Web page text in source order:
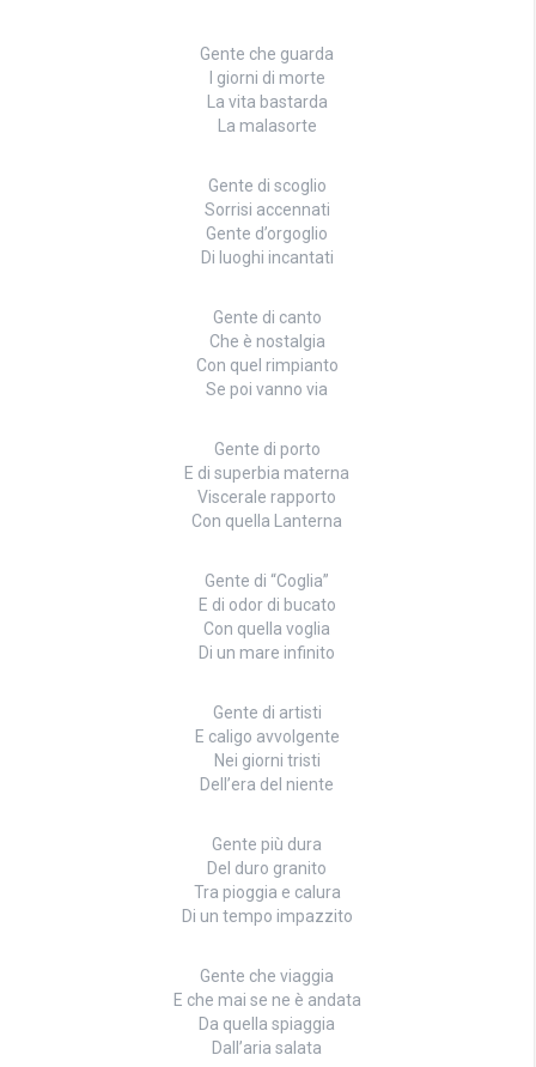
Gente che guarda
I giorni di morte
La vita bastarda
La malasorte
Gente di scoglio
Sorrisi accennati
Gente d’orgoglio
Di luoghi incantati
Gente di canto
Che è nostalgia
Con quel rimpianto
Se poi vanno via
Gente di porto
E di superbia materna
Viscerale rapporto
Con quella Lanterna
Gente di “Coglia”
E di odor di bucato
Con quella voglia
Di un mare infinito
Gente di artisti
E caligo avvolgente
Nei giorni tristi
Dell’era del niente
Gente più dura
Del duro granito
Tra pioggia e calura
Di un tempo impazzito
Gente che viaggia
E che mai se ne è andata
Da quella spiaggia
Dall’aria salata